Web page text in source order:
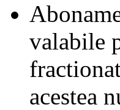
valabile
acestea